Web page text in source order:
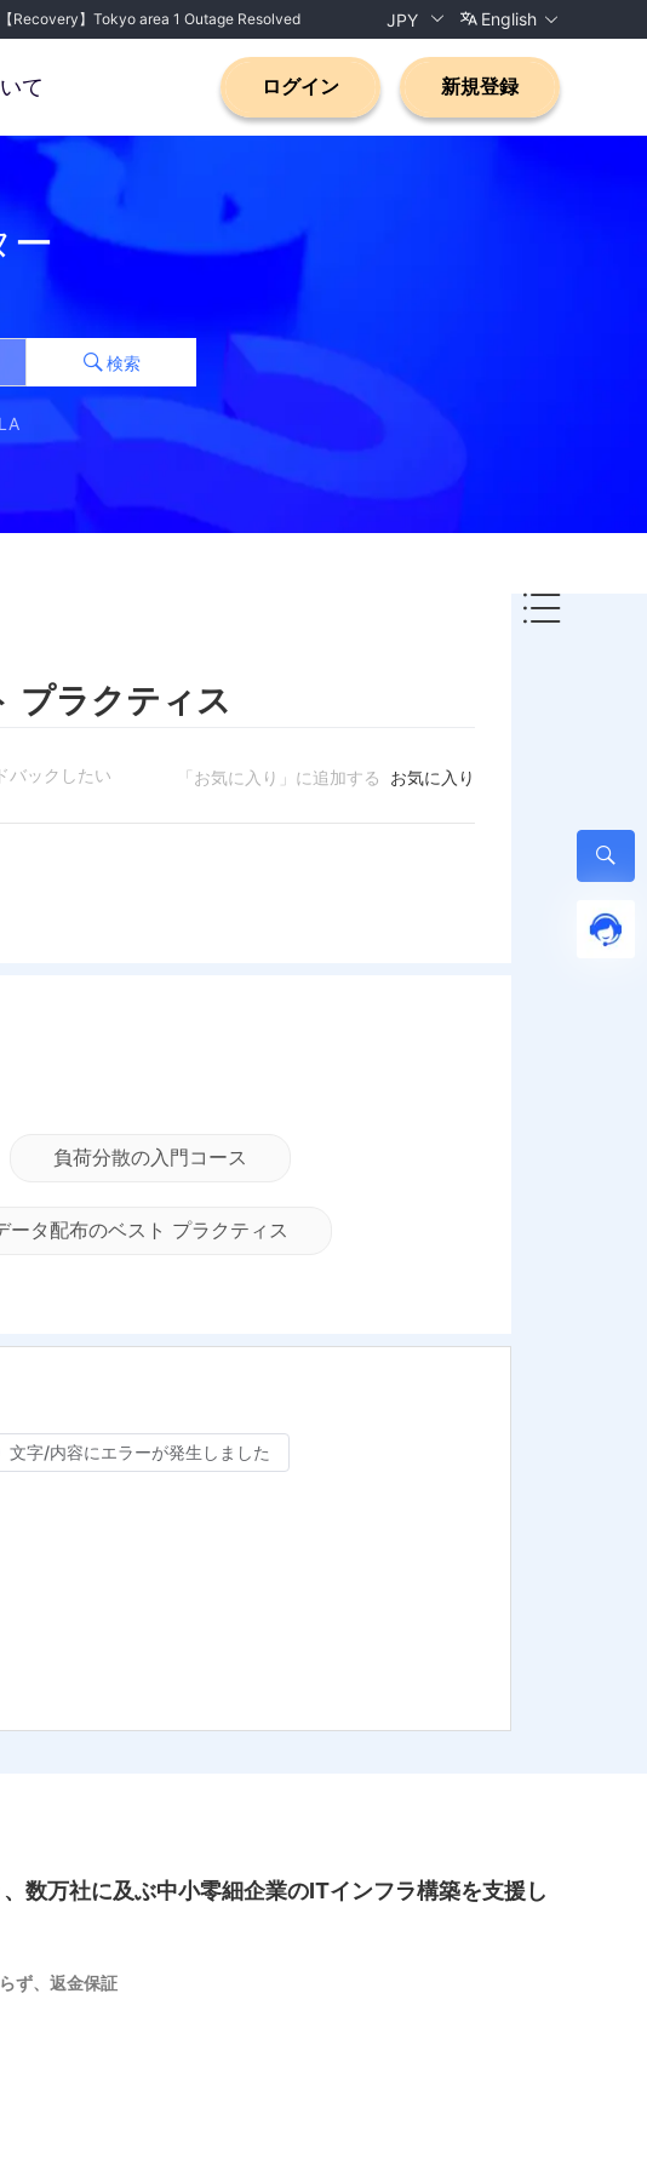
て ログイン 新規登録
【Recovery】Tokyo area 1 Outage Resolved
【 障害は復旧しました】東京リージョン
JPY English
ー
検索
プラクティス
バックしたい 「お気に入り」に追加する お気に入り
負荷分散の入門コース
ータ配布のベスト プラクティス
文字/内容にエラーが発生しました
数万社に及ぶ中小零細企業のITインフラ構築を支援し
ず、返金保証